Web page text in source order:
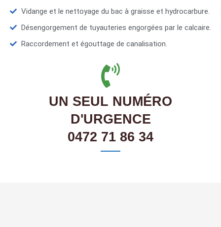
Vidange et le nettoyage du bac à graisse et hydrocarbure.
Désengorgement de tuyauteries engorgées par le calcaire.
Raccordement et égouttage de canalisation.
UN SEUL NUMÉRO
D'URGENCE
0472 71 86 34